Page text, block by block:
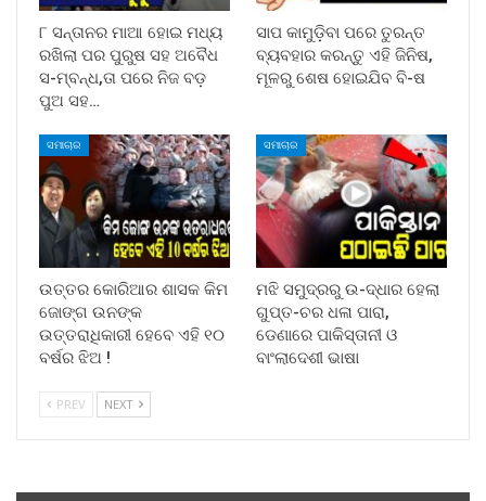
୮ ସନ୍ତାନର ମାଆ ହୋଇ ମଧ୍ୟ
ରଖିଲା ପର ପୁରୁଷ ସହ ଅବୈଧ
ସ-ମ୍ବନ୍ଧ,ତା ପରେ ନିଜ ବଡ଼
ପୁଅ ସହ…
ସାପ କାମୁଡ଼ିବା ପରେ ତୁରନ୍ତ
ବ୍ୟବହାର କରନ୍ତୁ ଏହି ଜିନିଷ,
ମୂଳରୁ ଶେଷ ହୋଇଯିବ ବି-ଷ
ସମାଚାର
ଉତ୍ତର କୋରିଆର ଶାସକ କିମ
ଜୋଙ୍ଗ ଉନଙ୍କ
ଉତ୍ତରାଧିକାରୀ ହେବେ ଏହି ୧୦
ବର୍ଷର ଝିଅ !
ସମାଚାର
ମଝି ସମୁଦ୍ରରୁ ଉ-ଦ୍ଧାର ହେଲା
ଗୁପ୍ତ-ଚର ଧଳା ପାରା,
ଡେଣାରେ ପାକିସ୍ତାନୀ ଓ
ବାଂଲାଦେଶୀ ଭାଷା
PREV NEXT